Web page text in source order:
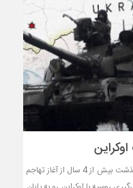
ولادیمیر پوتین، رئیس‌جمهور روسیه اخیرا و با گذشت بیش از 4 سال از آغاز تهاجم